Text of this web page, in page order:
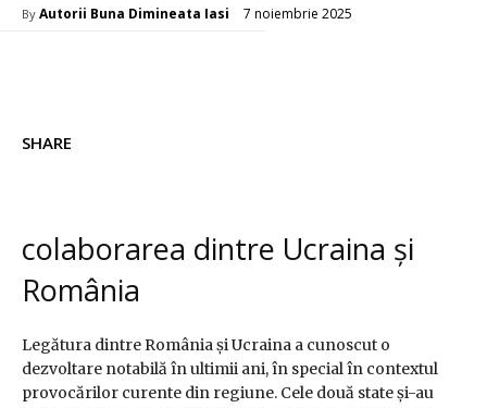
By Autorii Buna Dimineata Iasi 7 noiembrie 2025
SHARE
colaborarea dintre Ucraina și
România
Legătura dintre România și Ucraina a cunoscut o
dezvoltare notabilă în ultimii ani, în special în contextul
provocărilor curente din regiune. Cele două state și-au